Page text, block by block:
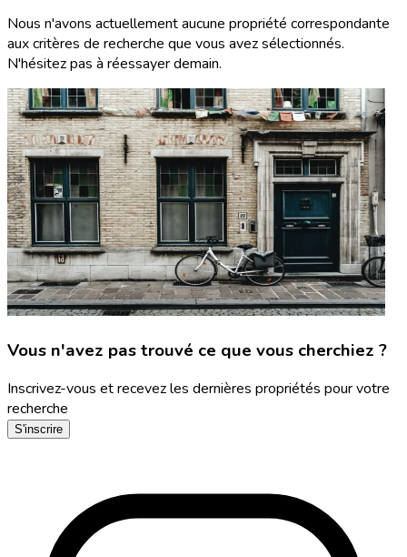
Nous n'avons actuellement aucune propriété correspondante
aux critères de recherche que vous avez sélectionnés.
N'hésitez pas à réessayer demain.
Vous n'avez pas trouvé ce que vous cherchiez ?
Inscrivez-vous et recevez les dernières propriétés pour votre
recherche
S'inscrire